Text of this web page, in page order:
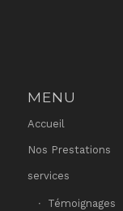
MENU
Accueil
Nos Prestations
services
Témoignages